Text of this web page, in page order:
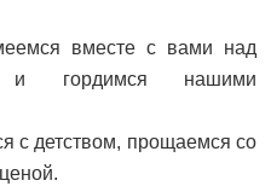
вместе с вами над
и гордимся нашими
с детством, прощаемся со